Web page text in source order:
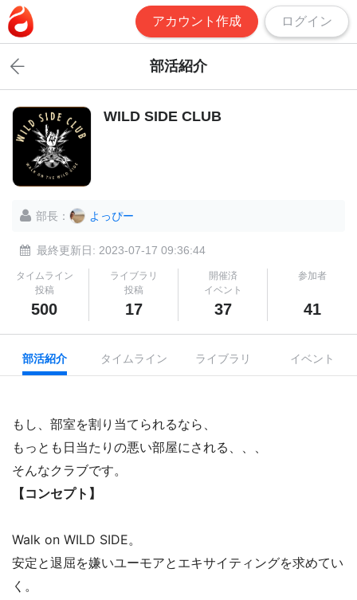
アカウント作成 ログイン
部活紹介
WILD SIDE CLUB
部長： よっぴー
最終更新日: 2023-07-17 09:36:44
タイムライン
投稿
500
ライブラリ
投稿
17
開催済
イベント
37
参加者
41
部活紹介 タイムライン ライブラリ イベント
もし、部室を割り当てられるなら、
もっとも日当たりの悪い部屋にされる、、、
【コンセプト】
Walk on WILD SIDE。
安定と退屈を嫌いユーモアとエキサイティングを求めてい
く。